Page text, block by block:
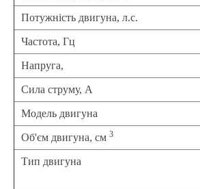
Потужність двигуна, л.с.
Частота, Гц
Напруга,
Сила струму, А
Модель двигуна
Об'єм двигуна, см 3
Тип двигуна